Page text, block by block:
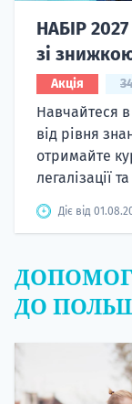
НАБІР
зі
Акція
Навчайтеся
від рівня
отримайте
легалізації
Діє від
ДО